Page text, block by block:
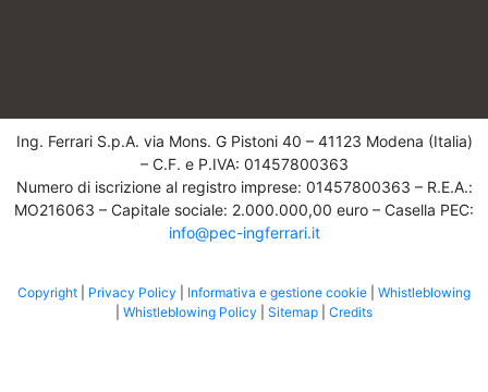
Ing. Ferrari S.p.A. via Mons. G Pistoni 40 – 41123 Modena (Italia)
– C.F. e P.IVA: 01457800363
Numero di iscrizione al registro imprese: 01457800363 – R.E.A.:
MO216063 – Capitale sociale: 2.000.000,00 euro – Casella PEC:
info@pec-ingferrari.it
Copyright Privacy Policy Informativa e gestione cookie
Whistleblowing
Whistleblowing Policy Sitemap Credits